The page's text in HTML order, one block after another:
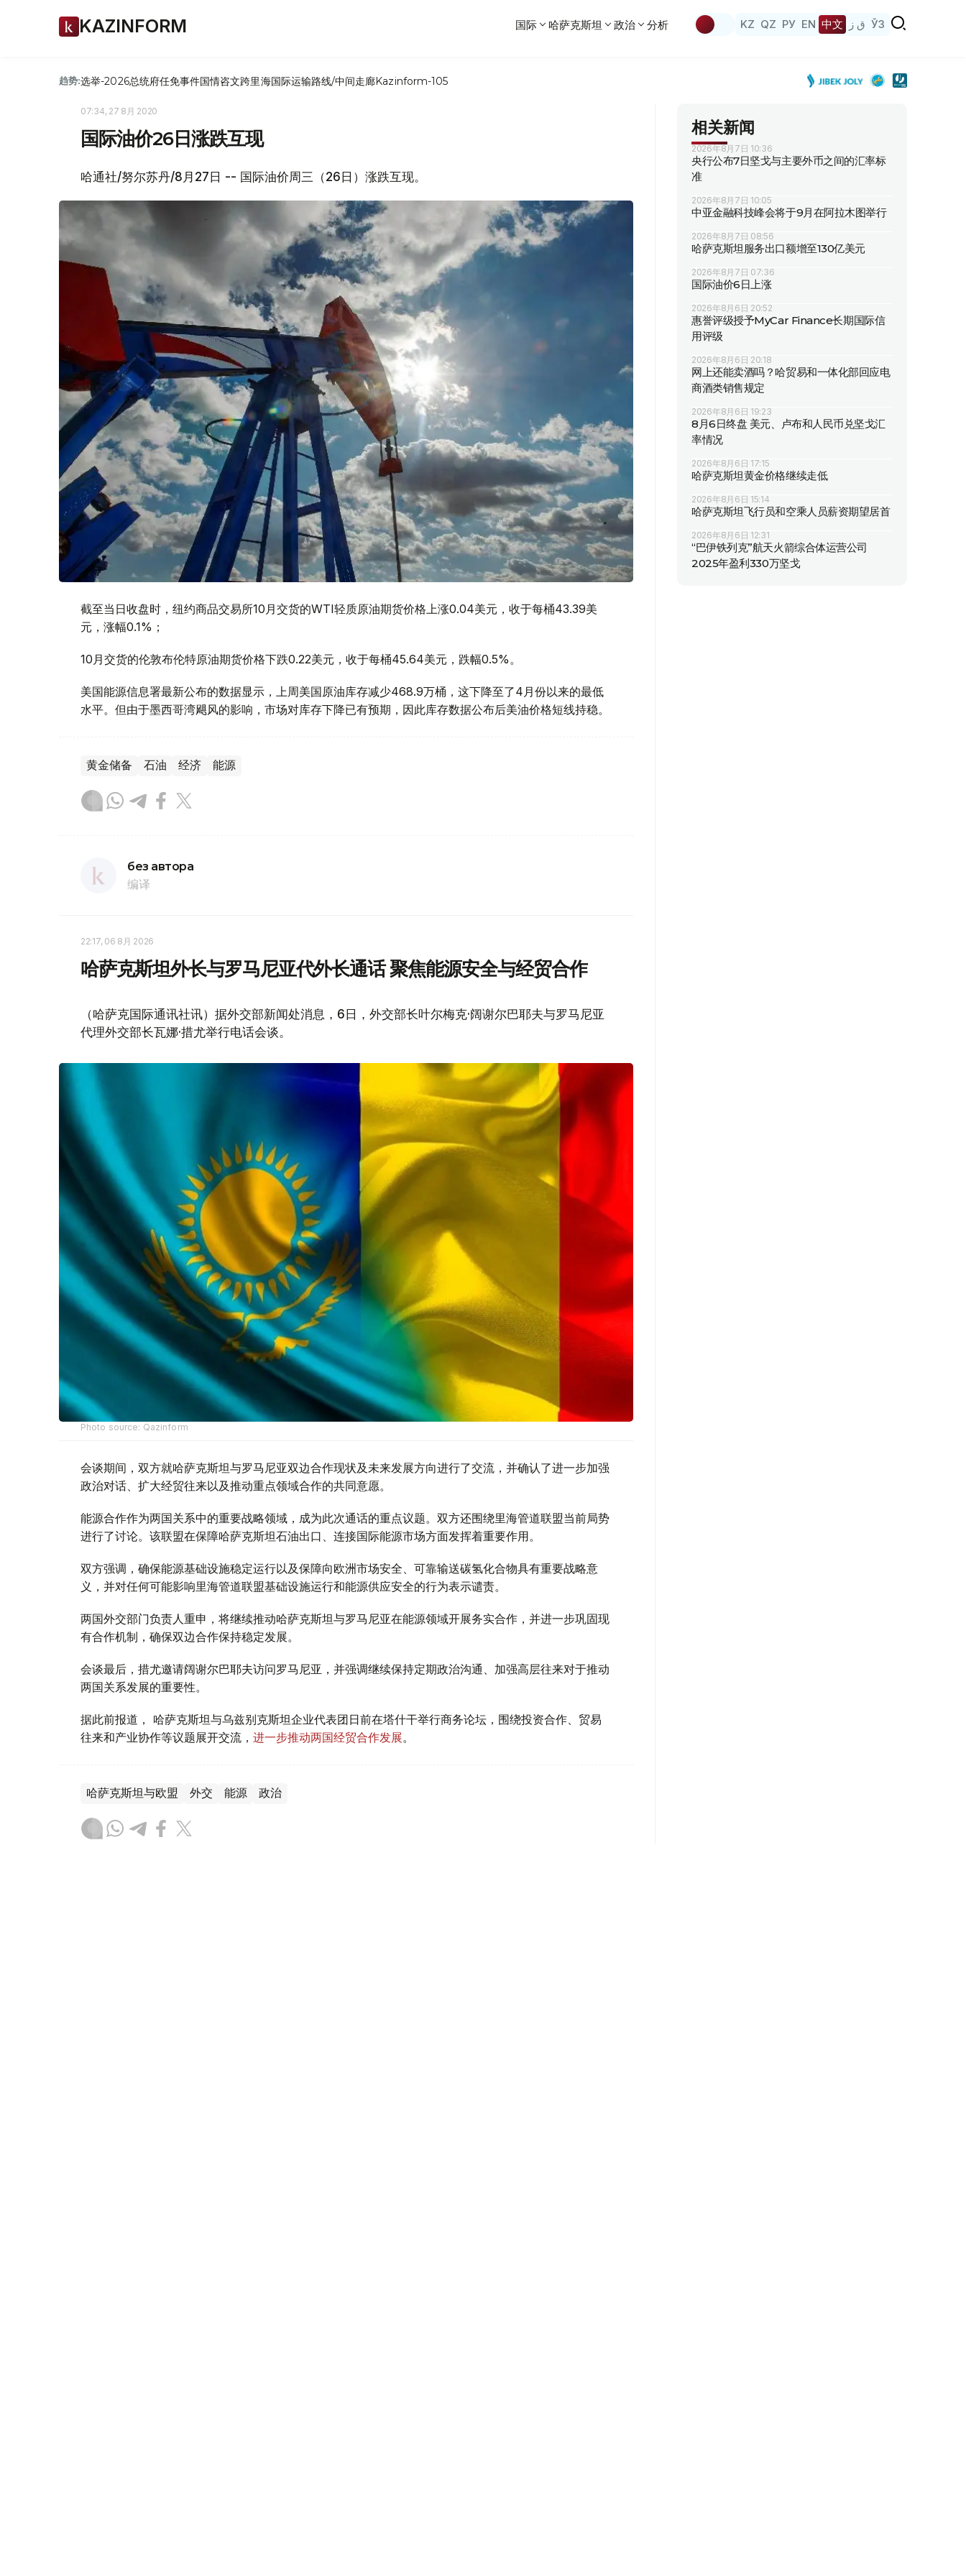
KAZINFORM 国际 哈萨克斯坦 政治 分析 KZ QZ РУ EN 中文 ق ز ЎЗ
趋势:选举-2026总统府任免事件国情咨文跨里海国际运输路线/中间走廊Kazinform-105
07:34, 27 8月 2020
国际油价26日涨跌互现
哈通社/努尔苏丹/8月27日 -- 国际油价周三（26日）涨跌互现。
截至当日收盘时，纽约商品交易所10月交货的WTI轻质原油期货价格上涨0.04美元，收于每桶43.39美
元，涨幅0.1%；
10月交货的伦敦布伦特原油期货价格下跌0.22美元，收于每桶45.64美元，跌幅0.5%。
美国能源信息署最新公布的数据显示，上周美国原油库存减少468.9万桶，这下降至了4月份以来的最低
水平。但由于墨西哥湾飓风的影响，市场对库存下降已有预期，因此库存数据公布后美油价格短线持稳。
黄金储备 石油 经济 能源
без автора
编译
22:17, 06 8月 2026
哈萨克斯坦外长与罗马尼亚代外长通话 聚焦能源安全与经贸合作
（哈萨克国际通讯社讯）据外交部新闻处消息，6日，外交部长叶尔梅克·阔谢尔巴耶夫与罗马尼亚
代理外交部长瓦娜·措尤举行电话会谈。
Photo source: Qazinform
会谈期间，双方就哈萨克斯坦与罗马尼亚双边合作现状及未来发展方向进行了交流，并确认了进一步加强
政治对话、扩大经贸往来以及推动重点领域合作的共同意愿。
能源合作作为两国关系中的重要战略领域，成为此次通话的重点议题。双方还围绕里海管道联盟当前局势
进行了讨论。该联盟在保障哈萨克斯坦石油出口、连接国际能源市场方面发挥着重要作用。
双方强调，确保能源基础设施稳定运行以及保障向欧洲市场安全、可靠输送碳氢化合物具有重要战略意
义，并对任何可能影响里海管道联盟基础设施运行和能源供应安全的行为表示谴责。
两国外交部门负责人重申，将继续推动哈萨克斯坦与罗马尼亚在能源领域开展务实合作，并进一步巩固现
有合作机制，确保双边合作保持稳定发展。
会谈最后，措尤邀请阔谢尔巴耶夫访问罗马尼亚，并强调继续保持定期政治沟通、加强高层往来对于推动
两国关系发展的重要性。
据此前报道， 哈萨克斯坦与乌兹别克斯坦企业代表团日前在塔什干举行商务论坛，围绕投资合作、贸易
往来和产业协作等议题展开交流， 进一步推动两国经贸合作发展。
哈萨克斯坦与欧盟 外交 能源 政治
相关新闻
2026年8月7日 10:36
央行公布7日坚戈与主要外币之间的汇率标
准
2026年8月7日 10:05
中亚金融科技峰会将于9月在阿拉木图举行
2026年8月7日 08:56
哈萨克斯坦服务出口额增至130亿美元
2026年8月7日 07:36
国际油价6日上涨
2026年8月6日 20:52
惠誉评级授予MyCar Finance长期国际信
用评级
2026年8月6日 20:18
网上还能卖酒吗？哈贸易和一体化部回应电
商酒类销售规定
2026年8月6日 19:23
8月6日终盘 美元、卢布和人民币兑坚戈汇
率情况
2026年8月6日 17:15
哈萨克斯坦黄金价格继续走低
2026年8月6日 15:14
哈萨克斯坦飞行员和空乘人员薪资期望居首
2026年8月6日 12:31
“巴伊铁列克”航天火箭综合体运营公司
2025年盈利330万坚戈